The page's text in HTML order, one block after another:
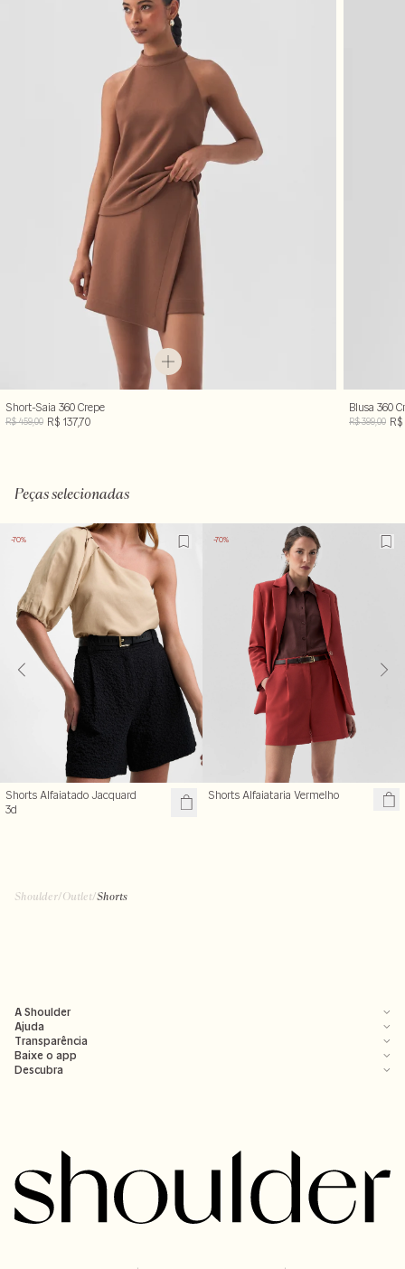
Short-Saia 360 Crepe
R$ 459,00 R$ 137,70
Blusa 360
R$ 399,00 R$
Peças selecionadas
-70%
Shorts Alfaiatado Jacquard
3d
-70%
Shorts Alfaiataria Vermelho
Shoulder/Outlet/Shorts
A Shoulder
Ajuda
Transparência
Baixe o app
Descubra